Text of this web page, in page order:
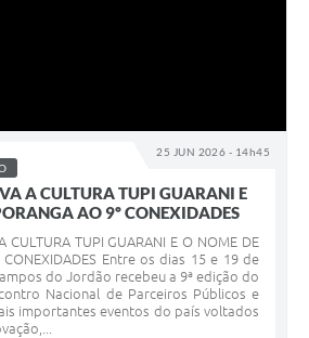
25 JUN 2026 - 14h45
A CULTURA TUPI GUARANI E
AO 9º CONEXIDADES
CULTURA TUPI GUARANI E O NOME DE
CONEXIDADES Entre os dias 15 e 19 de
do Jordão recebeu a 9ª edição do
Nacional de Parceiros Públicos e
importantes eventos do país voltados